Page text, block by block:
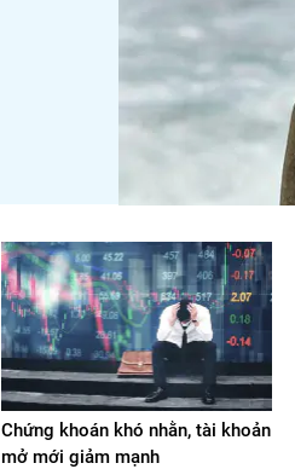
Chứng khoán khó nhằn, tài khoản
mở mới giảm mạnh